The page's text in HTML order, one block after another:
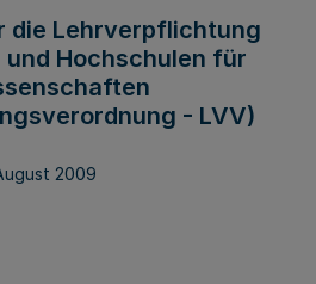
die Lehrverpflichtung
Hochschulen für
- LVV)
2009